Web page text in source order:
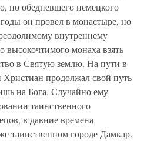
но обедневшего немецкого
он провел в монастыре, но
внутреннему
высокочтимого монаха взять
в Святую землю. На пути в
продолжал свой путь
на Бога. Случайно ему
таинственного
в давние времена
таинственном городе Дамкар.